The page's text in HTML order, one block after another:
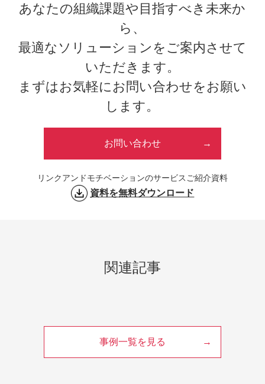
あなたの組織課題や目指すべき未来か
ら、
最適なソリューションをご案内させて
いただきます。
まずはお気軽にお問い合わせをお願い
します。
お問い合わせ
リンクアンドモチベーションのサービスご紹介資料
資料を無料ダウンロード
関連記事
事例一覧を見る